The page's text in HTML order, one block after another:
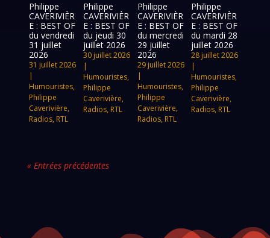
Philippe
CAVERIVIÈR
E : BEST OF
du vendredi
31 juillet
2026
31 juillet 2026
|
Humouristes,
Philippe
Caverivière,
Radios, RTL
Philippe
CAVERIVIÈR
E : BEST OF
du jeudi 30
juillet 2026
30 juillet 2026
|
Humouristes,
Philippe
Caverivière,
Radios, RTL
Philippe
CAVERIVIÈR
E : BEST OF
du mercredi
29 juillet
2026
29 juillet 2026
|
Humouristes,
Philippe
Caverivière,
Radios, RTL
Philippe
CAVERIVIÈR
E : BEST OF
du mardi 28
juillet 2026
28 juillet 2026
|
Humouristes,
Philippe
Caverivière,
Radios, RTL
« Entrées précédentes